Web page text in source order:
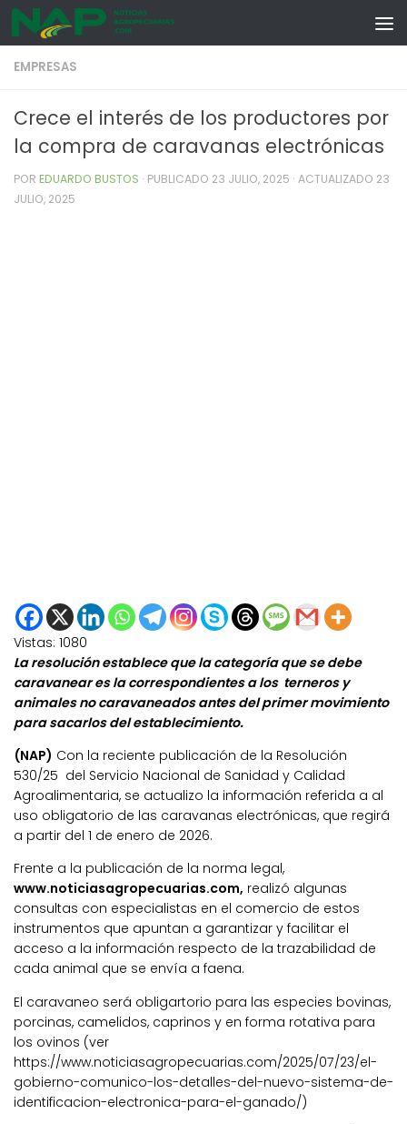
Skip to content
EMPRESAS
Crece el interés de los productores por
la compra de caravanas electrónicas
POR EDUARDO BUSTOS · PUBLICADO 23 JULIO, 2025 · ACTUALIZADO 23
JULIO, 2025
Vistas: 1080
La resolución establece que la categoría que se debe
caravanear es la correspondientes a los terneros y
animales no caravaneados antes del primer movimiento
para sacarlos del establecimiento.
(NAP) Con la reciente publicación de la Resolución
530/25 del Servicio Nacional de Sanidad y Calidad
Agroalimentaria, se actualizo la información referida a al
uso obligatorio de las caravanas electrónicas, que regirá
a partir del 1 de enero de 2026.
Frente a la publicación de la norma legal,
www.noticiasagropecuarias.com, realizó algunas
consultas con especialistas en el comercio de estos
instrumentos que apuntan a garantizar y facilitar el
acceso a la información respecto de la trazabilidad de
cada animal que se envía a faena.
El caravaneo será obligartorio para las especies bovinas,
porcinas, camelidos, caprinos y en forma rotativa para
los ovinos (ver
https://www.noticiasagropecuarias.com/2025/07/23/el-
gobierno-comunico-los-detalles-del-nuevo-sistema-de-
identificacion-electronica-para-el-ganado/)